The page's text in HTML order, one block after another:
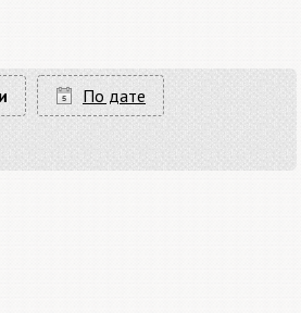
По дате